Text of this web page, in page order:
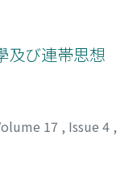
及び連帯思想
17 , Issue 4 ,